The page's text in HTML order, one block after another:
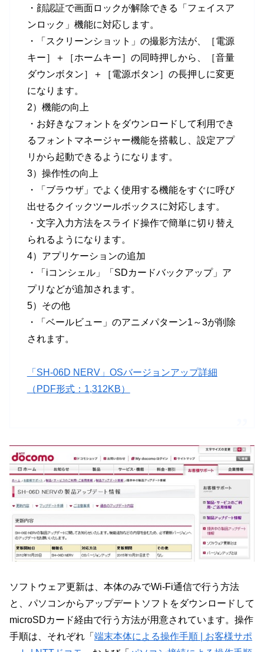
・顔認証で画面ロックが解除できる「フェイスア
ンロック」機能に対応します。
・「スクリーンショット」の撮影方法が、［電源
キー］＋［ホームキー］の同時押しから、［音量
ダウンボタン］＋［電源ボタン］の長押しに変更
になります。
2）機能の向上
・お好きなフォントをダウンロードして利用でき
るフォントマネージャー機能を搭載し、設定アプ
リから起動できるようになります。
3）操作性の向上
・「ブラウザ」でよく使用する機能をすぐに呼び
出せるクイックツールボックスに対応します。
・文字入力方法をスライド操作で簡単に切り替え
られるようになります。
4）アプリケーションの追加
・「iコンシェル」「SDカードバックアップ」ア
プリなどが追加されます。
5）その他
・「ベールビュー」のアニメパターン1～3が削除
されます。
「SH-06D NERV」OSバージョンアップ詳細
（PDF形式：1,312KB）
ソフトウェア更新は、本体のみでWi-Fi通信で行う方法
と、パソコンからアップデートソフトをダウンロードして
microSDカード経由で行う方法が用意されています。操作
手順は、それぞれ「 端末本体による操作手順 | お客様サポ